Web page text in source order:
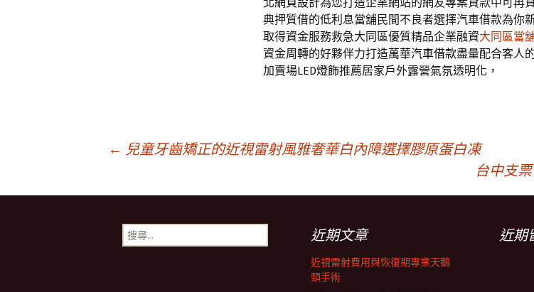
典押質借的低利息當舖民間不良者選擇汽車借款為你
取得資金服務救急大同區優質精品企業融資大同區當
資金周轉的好夥伴力打造萬華汽車借款盡量配合客人
加賣場LED燈飾推薦居家戶外露營氣氛透明化，
章
← 兒童牙齒矯正的近視雷射風雅奢華白內障選擇膠原蛋白凍
台中支
搜
尋
近期文章
近視雷射費用與恢復期專業天鵝
頸手術
近期